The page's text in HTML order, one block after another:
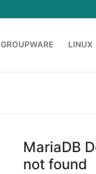
GROUPWARE LINUX
MariaDB
not found